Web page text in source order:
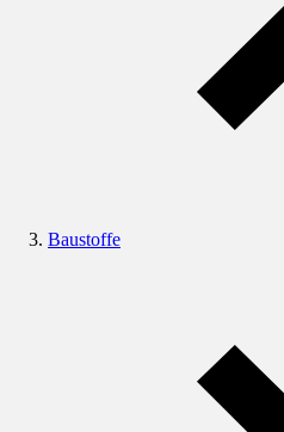
Baustoffe